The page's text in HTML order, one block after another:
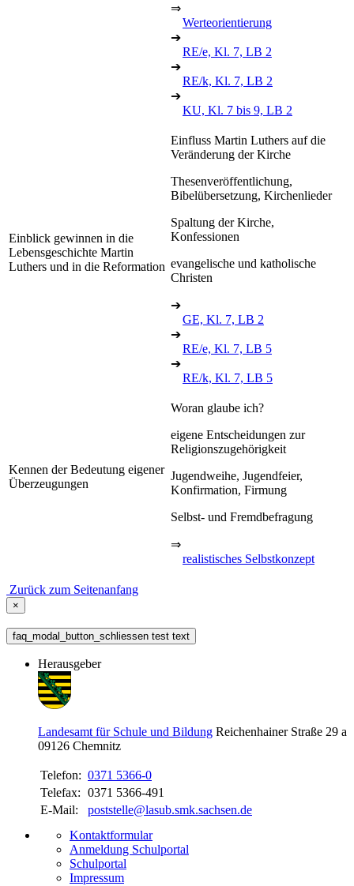
⇒
Werteorientierung
➔
RE/e, Kl. 7, LB 2
➔
RE/k, Kl. 7, LB 2
➔
KU, Kl. 7 bis 9, LB 2
Einblick gewinnen in die
Lebensgeschichte Martin
Luthers und in die Reformation
Einfluss Martin Luthers auf die
Veränderung der Kirche
Thesenveröffentlichung,
Bibelübersetzung, Kirchenlieder
Spaltung der Kirche,
Konfessionen
evangelische und katholische
Christen
➔
GE, Kl. 7, LB 2
➔
RE/e, Kl. 7, LB 5
➔
RE/k, Kl. 7, LB 5
Kennen der Bedeutung eigener
Überzeugungen
Woran glaube ich?
eigene Entscheidungen zur
Religionszugehörigkeit
Jugendweihe, Jugendfeier,
Konfirmation, Firmung
Selbst- und Fremdbefragung
⇒
realistisches Selbstkonzept
Zurück zum Seitenanfang
×
faq_modal_button_schliessen test text
Herausgeber
Landesamt für Schule und Bildung Reichenhainer Straße 29 a
09126 Chemnitz
Telefon: 0371 5366-0
Telefax: 0371 5366-491
E-Mail:
poststelle@lasub.smk.sachsen.de
Kontaktformular
Anmeldung Schulportal
Schulportal
Impressum